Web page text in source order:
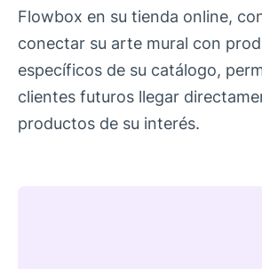
Flowbox en su tienda online,
conectar su arte mural con
específicos de su catálogo,
clientes futuros llegar
productos de su interés.